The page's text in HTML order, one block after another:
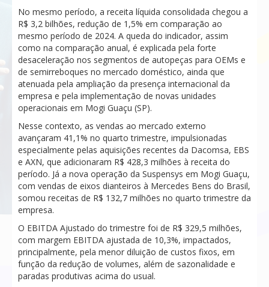
No mesmo período, a receita líquida consolidada chegou a
R$ 3,2 bilhões, redução de 1,5% em comparação ao
mesmo período de 2024. A queda do indicador, assim
como na comparação anual, é explicada pela forte
desaceleração nos segmentos de autopeças para OEMs e
de semirreboques no mercado doméstico, ainda que
atenuada pela ampliação da presença internacional da
empresa e pela implementação de novas unidades
operacionais em Mogi Guaçu (SP).
Nesse contexto, as vendas ao mercado externo
avançaram 41,1% no quarto trimestre, impulsionadas
especialmente pelas aquisições recentes da Dacomsa, EBS
e AXN, que adicionaram R$ 428,3 milhões à receita do
período. Já a nova operação da Suspensys em Mogi Guaçu,
com vendas de eixos dianteiros à Mercedes Bens do Brasil,
somou receitas de R$ 132,7 milhões no quarto trimestre da
empresa.
O EBITDA Ajustado do trimestre foi de R$ 329,5 milhões,
com margem EBITDA ajustada de 10,3%, impactados,
principalmente, pela menor diluição de custos fixos, em
função da redução de volumes, além de sazonalidade e
paradas produtivas acima do usual.